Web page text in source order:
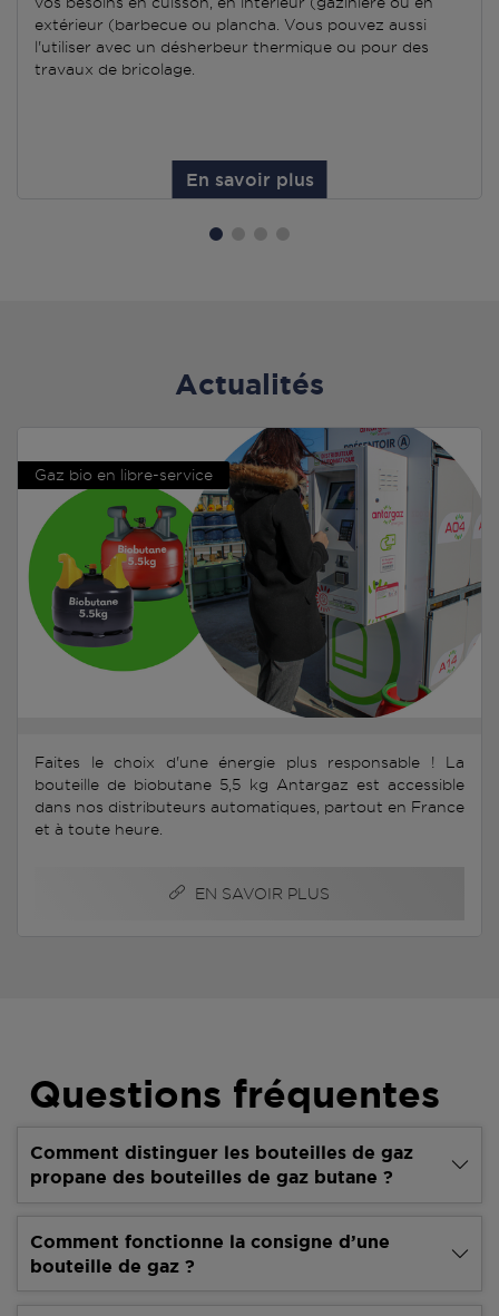
extérieur (barbecue ou plancha. Vous pouvez aussi
l'utiliser avec un désherbeur thermique ou pour des
travaux de bricolage.
En savoir plus
Actualités
Gaz bio en libre-service
Faites le choix d'une énergie plus responsable ! La
bouteille de biobutane 5,5 kg Antargaz est accessible
dans nos distributeurs automatiques, partout en France
et à toute heure.
EN SAVOIR PLUS
Questions fréquentes
Comment distinguer les bouteilles de gaz
propane des bouteilles de gaz butane ?
Comment fonctionne la consigne d’une
bouteille de gaz ?